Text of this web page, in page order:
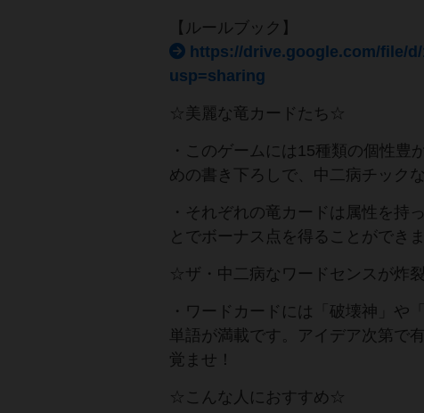
【ルールブック】
https://drive.google.com/file/
usp=sharing
☆美麗な竜カードたち☆
・このゲームには15種類の個性豊
めの書き下ろしで、中二病チック
・それぞれの竜カードは属性を持
とでボーナス点を得ることができ
☆ザ・中二病なワードセンスが炸
・ワードカードには「破壊神」や
単語が満載です。アイデア次第で
覚ませ！
☆こんな人におすすめ☆